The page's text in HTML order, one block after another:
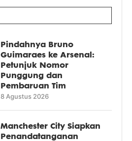
Pindahnya Bruno
Guimaraes ke Arsenal:
Petunjuk Nomor
Punggung dan
Pembaruan Tim
8 Agustus 2026
Manchester City Siapkan
Penandatanganan